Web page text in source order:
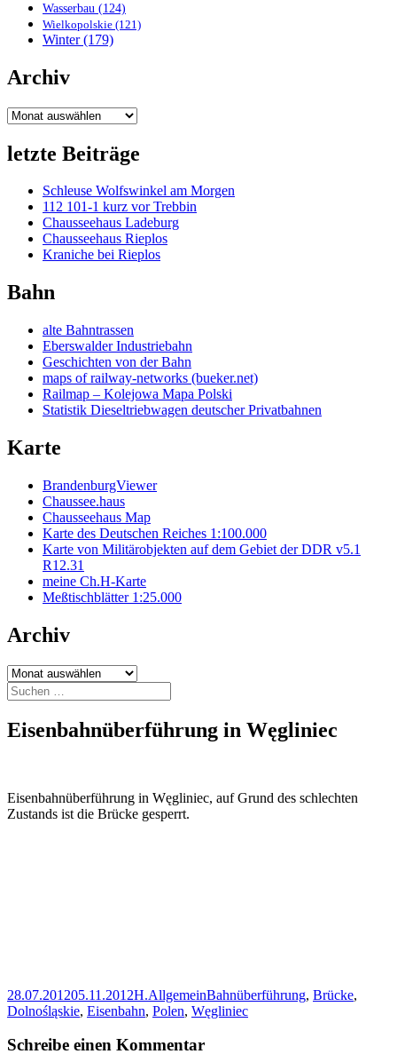
Wasserbau (124)
Wielkopolskie (121)
Winter(179)
Archiv
Archiv
letzte Beiträge
Schleuse Wolfswinkel am Morgen
112 101-1 kurz vor Trebbin
Chausseehaus Ladeburg
Chausseehaus Rieplos
Kraniche bei Rieplos
Bahn
alte Bahntrassen
Eberswalder Industriebahn
Geschichten von der Bahn
maps of railway-networks (bueker.net)
Railmap – Kolejowa Mapa Polski
Statistik Dieseltriebwagen deutscher Privatbahnen
Karte
BrandenburgViewer
Chaussee.haus
Chausseehaus Map
Karte des Deutschen Reiches 1:100.000
Karte von Militärobjekten auf dem Gebiet der DDR v5.1
R12.31
meine Ch.H-Karte
Meßtischblätter 1:25.000
Archiv
Archiv
Suchen
nach:
Eisenbahnüberführung in Węgliniec
Eisenbahnüberführung in Węgliniec, auf Grund des schlechten
Zustands ist die Brücke gesperrt.
Veröffentlicht
am
28.07.201205.11.2012Autor
H.Kategorien
AllgemeinSchlagwörter
Bahnüberführung, Brücke,
Dolnośląskie, Eisenbahn, Polen, Węgliniec
Schreibe einen Kommentar